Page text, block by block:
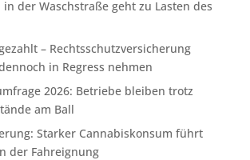
in der Waschstraße geht zu Lasten des
– Rechtsschutzversicherung
in Regress nehmen
2026: Betriebe bleiben trotz
am Ball
Starker Cannabiskonsum führt
der Fahreignung